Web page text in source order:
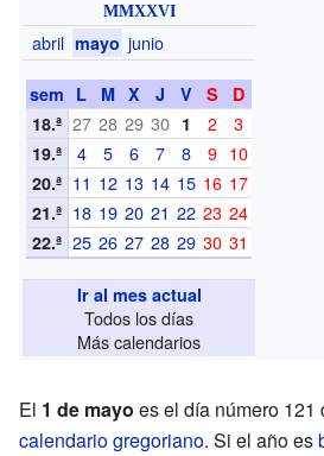
MMXXVI
abril mayo junio
sem L M X J V S
D
18.ª 27 28 29 30 1 2 3
19.ª 4 5 6 7 8 9 10
20.ª 11 12 13 14 15 16 17
21.ª 18 19 20 21 22 23 24
22.ª 25 26 27 28 29 30 31
Ir al mes actual
Todos los días
Más calendarios
El 1 de mayo es el día número 121
calendario gregoriano. Si el año es